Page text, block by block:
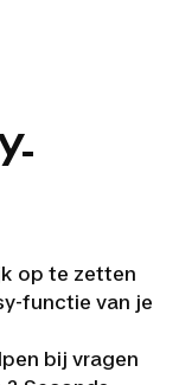
op te zetten
functie van je
bij vragen